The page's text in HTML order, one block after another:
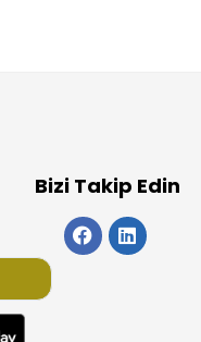
Bizi Takip Edin